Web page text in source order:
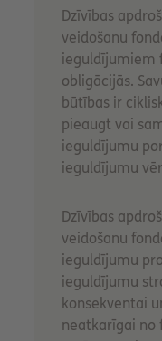
Dzīvības
veidošanu
ieguldījumiem
obligācijās.
būtības ir
pieaugt vai
ieguldījumu
ieguldījumu
Dzīvības
veidošanu
ieguldījumu
ieguldījumu
konsekventai
neatkarīgai no